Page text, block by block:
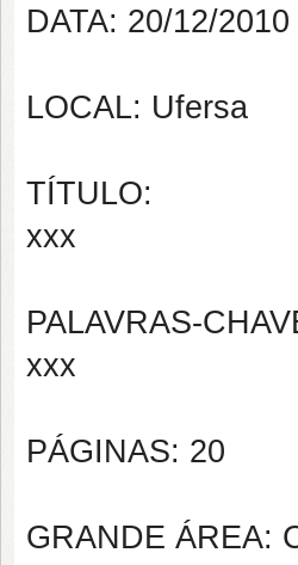
DATA: 20/12/2010
LOCAL: Ufersa
TÍTULO:
xxx
PALAVRAS-
xxx
PÁGINAS: 20
GRANDE ÁREA: